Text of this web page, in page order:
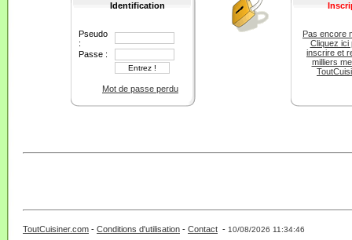
Identification
Pseudo
:
Passe :
Mot de passe perdu
Pas encore
Cliquez ici
inscrire et
milliers
ToutCuisiner.com - Conditions d'utilisation - Contact - 10/08/2026 11:34:46